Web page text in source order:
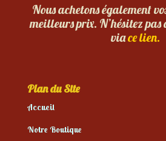
Nous achetons également
meilleurs prix. N’hésitez
viace lien.
Plan du Site
Accueil
Notre Boutique